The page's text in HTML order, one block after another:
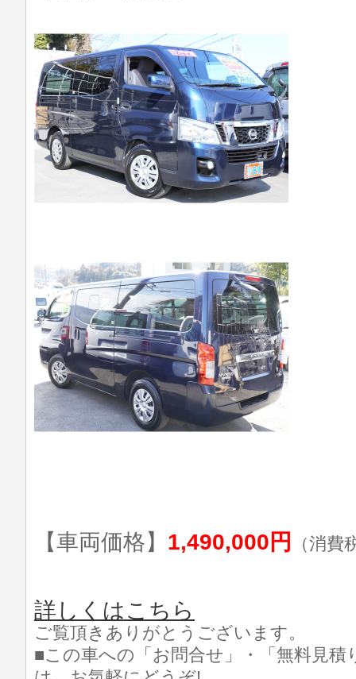
【車両価格】 1,490,000円 （消費
詳しくはこちら
ご覧頂きありがとうございます。
■この車への「お問合せ」・「無料見積